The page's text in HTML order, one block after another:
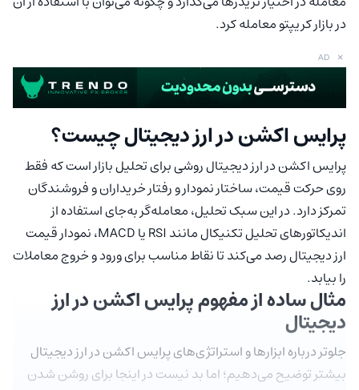
در بازار کریپتو معامله کرد.
AD ×
پرایس اکشن در ارز دیجیتال چیست؟
پرایس اکشن در ارز دیجیتال روشی برای تحلیل بازار است که فقط
روی حرکت قیمت، ساختار نمودار و رفتار خریداران و فروشندگان
تمرکز دارد. در این سبک تحلیل، معامله‌گر به‌جای استفاده از
اندیکاتورهای تحلیل تکنیکال مانند RSI یا MACD، نمودار قیمت
ارز دیجیتال رصد می‌کند تا نقاط مناسب برای ورود و خروج معاملات
را بیابد.
مثال ساده از مفهوم پرایس اکشن در ارز
دیجیتال
جلوتر درباره ابزارها و استراتژی‌های پرایس اکشن در ارز دیجیتال
بیشتر توضیح می‌دهیم؛ اما بد نیست در اینجا برای روشن شدن